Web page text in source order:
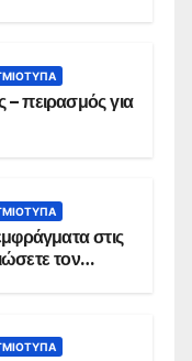
– πειρασμός για
στις
τον